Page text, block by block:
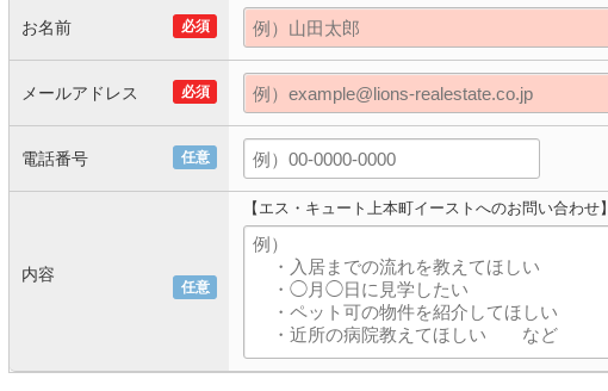
必須
お名前
必須
メールアドレス
任意
電話番号
任意
内容
【エス・キュート上本町イーストへのお問い合わせ】